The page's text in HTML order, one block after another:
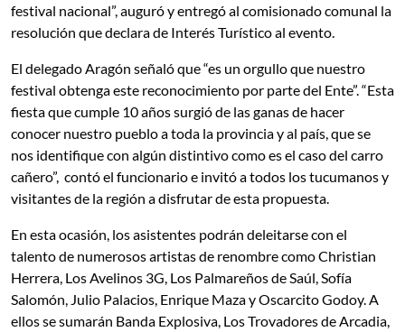
festival nacional”, auguró y entregó al comisionado comunal la
resolución que declara de Interés Turístico al evento.
El delegado Aragón señaló que “es un orgullo que nuestro
festival obtenga este reconocimiento por parte del Ente”. “Esta
fiesta que cumple 10 años surgió de las ganas de hacer
conocer nuestro pueblo a toda la provincia y al país, que se
nos identifique con algún distintivo como es el caso del carro
cañero”, contó el funcionario e invitó a todos los tucumanos y
visitantes de la región a disfrutar de esta propuesta.
En esta ocasión, los asistentes podrán deleitarse con el
talento de numerosos artistas de renombre como Christian
Herrera, Los Avelinos 3G, Los Palmareños de Saúl, Sofía
Salomón, Julio Palacios, Enrique Maza y Oscarcito Godoy. A
ellos se sumarán Banda Explosiva, Los Trovadores de Arcadia,